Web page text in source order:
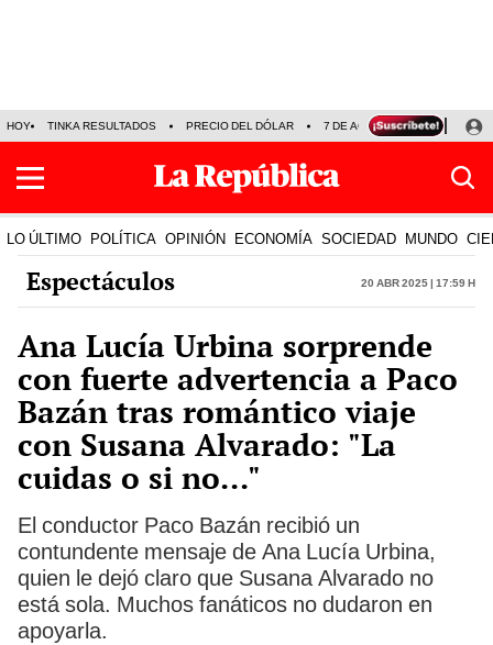
HOY TINKA RESULTADOS PRECIO DEL DÓLAR 7 DE AGOSTO OLLANTA
LO ÚLTIMO POLÍTICA OPINIÓN ECONOMÍA SOCIEDAD MUNDO
Espectáculos 20 Abr 2025 | 17:59 h
Ana Lucía Urbina sorprende
con fuerte advertencia a Paco
Bazán tras romántico viaje
con Susana Alvarado: "La
cuidas o si no..."
El conductor Paco Bazán recibió un
contundente mensaje de Ana Lucía Urbina,
quien le dejó claro que Susana Alvarado no
está sola. Muchos fanáticos no dudaron en
apoyarla.